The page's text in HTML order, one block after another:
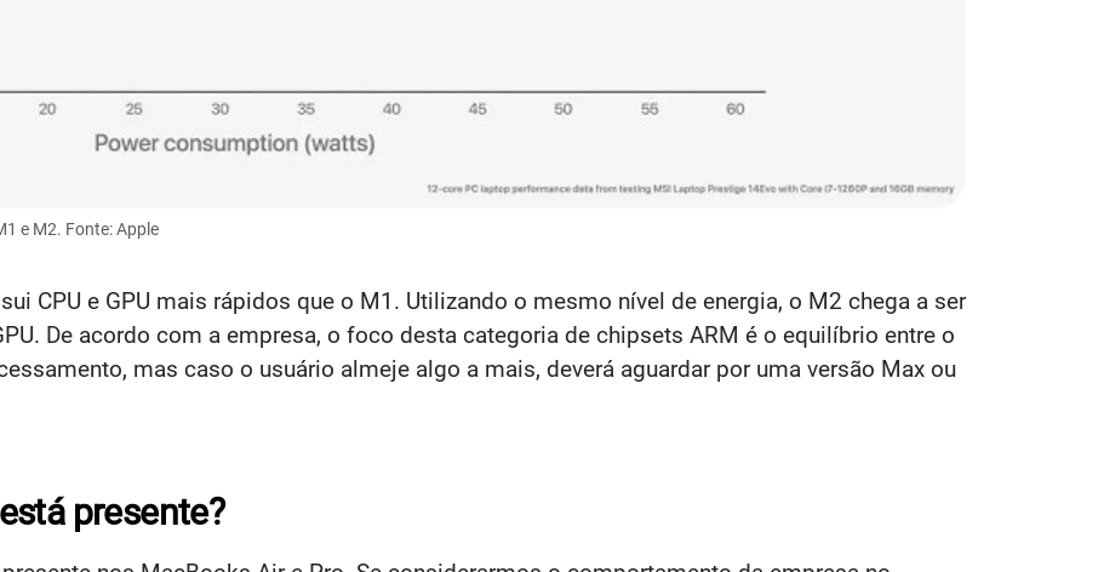
e M2. Fonte: Apple
CPU e GPU mais rápidos que o M1. Utilizando o mesmo nível de energia, o M2 chega a ser
De acordo com a empresa, o foco desta categoria de chipsets ARM é o equilíbrio entre o
mas caso o usuário almeje algo a mais, deverá aguardar por uma versão Max ou
presente?